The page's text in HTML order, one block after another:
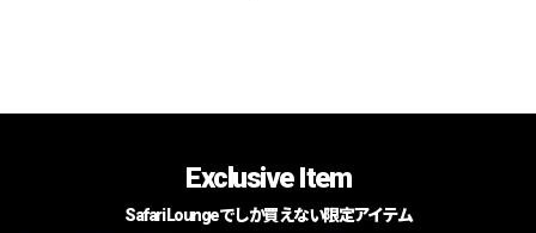
Exclusive Item
Safari Loungeでしか買えない限定アイテム